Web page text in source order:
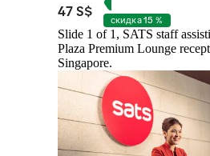
47 S$ скидка 15 %
Slide 1 of 1, SATS staff
Plaza Premium Lounge
Singapore.